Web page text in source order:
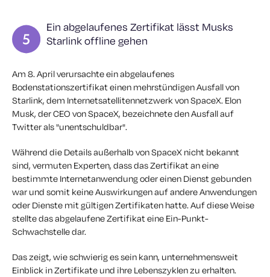
Ein abgelaufenes Zertifikat lässt Musks
Starlink offline gehen
Am 8. April verursachte ein abgelaufenes
Bodenstationszertifikat einen mehrstündigen Ausfall von
Starlink, dem Internetsatellitennetzwerk von SpaceX. Elon
Musk, der CEO von SpaceX, bezeichnete den Ausfall auf
Twitter als "unentschuldbar".
Während die Details außerhalb von SpaceX nicht bekannt
sind, vermuten Experten, dass das Zertifikat an eine
bestimmte Internetanwendung oder einen Dienst gebunden
war und somit keine Auswirkungen auf andere Anwendungen
oder Dienste mit gültigen Zertifikaten hatte. Auf diese Weise
stellte das abgelaufene Zertifikat eine Ein-Punkt-
Schwachstelle dar.
Das zeigt, wie schwierig es sein kann, unternehmensweit
Einblick in Zertifikate und ihre Lebenszyklen zu erhalten.